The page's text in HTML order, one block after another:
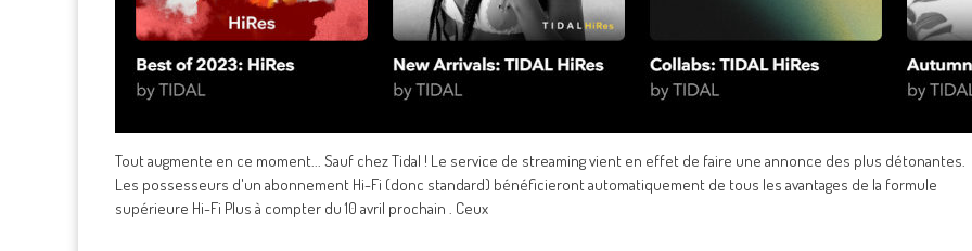
Tout augmente en ce moment... Sauf chez Tidal ! Le service de streaming vient en effet de faire une annonce des plus détonantes.
Les possesseurs d'un abonnement Hi-Fi (donc standard) bénéficieront automatiquement de tous les avantages de la formule
supérieure Hi-Fi Plus à compter du 10 avril prochain . Ceux